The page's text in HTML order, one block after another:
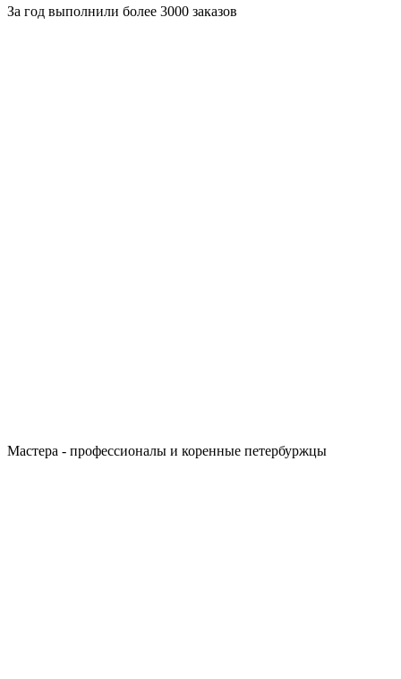
За год выполнили более 3000 заказов
Мастера - профессионалы и коренные петербуржцы